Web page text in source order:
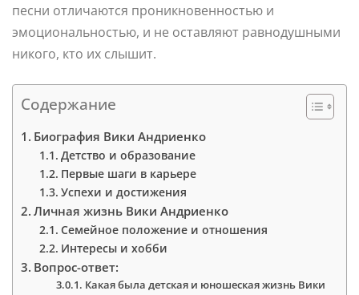
песни отличаются проникновенностью и
эмоциональностью, и не оставляют равнодушными
никого, кто их слышит.
Содержание
Биография Вики Андриенко
Детство и образование
Первые шаги в карьере
Успехи и достижения
Личная жизнь Вики Андриенко
Семейное положение и отношения
Интересы и хобби
Вопрос-ответ:
Какая была детская и юношеская жизнь Вики